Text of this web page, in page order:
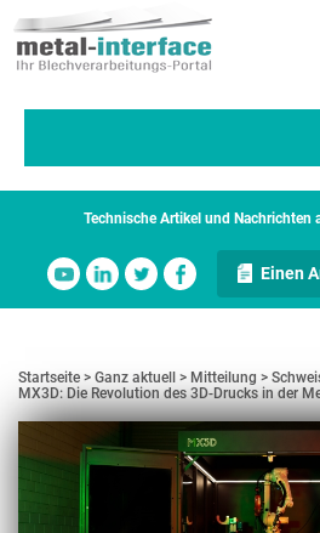
zum
Inhalt
Technische Artikel und Nachrichten
Einen
Startseite Ganz aktuell Mitteilung
MX3D: Die Revolution des 3D-Drucks in der